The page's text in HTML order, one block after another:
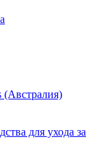
(Австралия)
для ухода за